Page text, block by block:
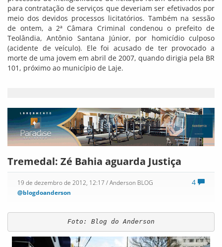
para contratação de serviços que deveriam ser efetivados por
meio dos devidos processos licitatórios. Também na sessão
de ontem, a 2ª Câmara Criminal condenou o prefeito de
Teolândia, Antônio Santana Júnior, por homicídio culposo
(acidente de veículo). Ele foi acusado de ter provocado a
morte de uma jovem em abril de 2007, quando dirigia pela BR
101, próximo ao município de Laje.
Tremedal: Zé Bahia aguarda Justiça
4
19 de dezembro de 2012, 12:17 / Anderson BLOG
@blogdoanderson
Foto: Blog do Anderson